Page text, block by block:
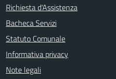
Richiesta d'Assistenza
Bacheca Servizi
Statuto Comunale
Informativa privacy
Note legali